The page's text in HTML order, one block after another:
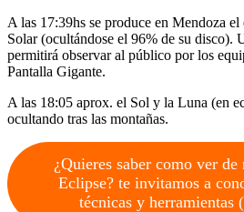
A las 17:39hs se produce en Mendoza
Solar (ocultándose el 96% de su disco).
permitirá observar al público por los
Pantalla Gigante.
A las 18:05 aprox. el Sol y la Luna (en
ocultando tras las montañas.
¿Quieres saber como ver de
Eclipse? te invitamos a
técnicas y herramientas